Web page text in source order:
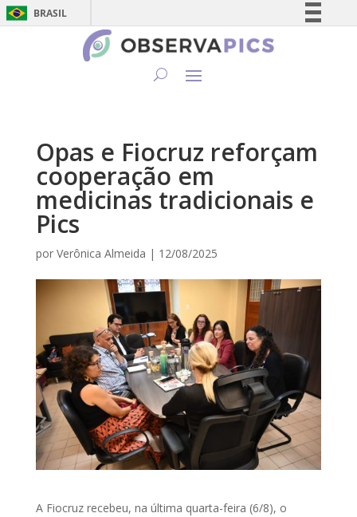
BRASIL
Simplifique!
Canais
Opas e Fiocruz reforçam
cooperação em
medicinas tradicionais e
Pics
por Verônica Almeida | 12/08/2025
A Fiocruz recebeu, na última quarta-feira (6/8), o